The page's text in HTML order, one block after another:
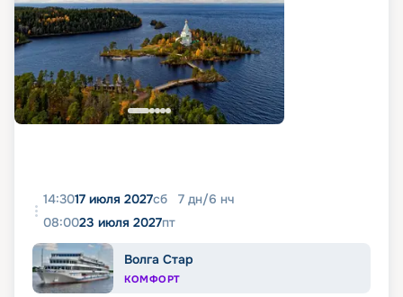
14:3017 июля 2027сб 7 дн/6 нч
08:0023 июля 2027пт
Волга Стар
КОМФОРТ